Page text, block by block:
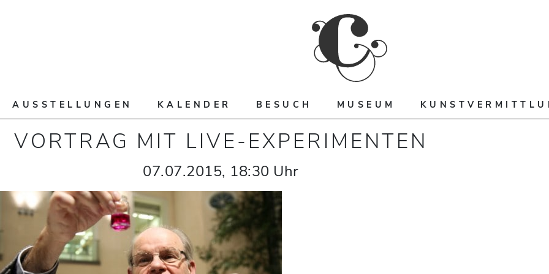
AUSSTELLUNGEN KALENDER BESUCH MUSEUM
VORTRAG MIT LIVE-EXPERIMENTEN
07.07.2015, 18:30 Uhr